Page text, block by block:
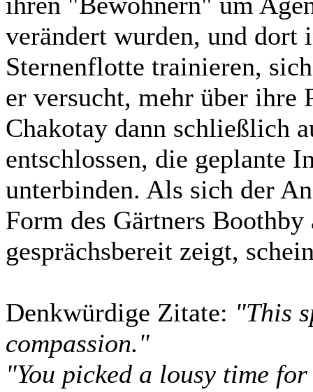
verändert wurden, und dort
Sternenflotte trainieren,
er versucht, mehr über ihre
Chakotay dann schließlich
entschlossen, die geplante
unterbinden. Als sich der
Form des Gärtners
gesprächsbereit zeigt,
Denkwürdige Zitate: "This
compassion."
"You picked a lousy time